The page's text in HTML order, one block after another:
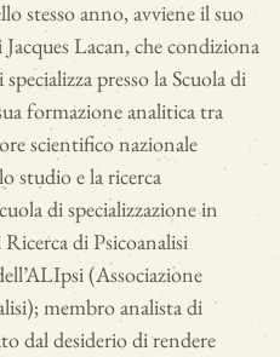
stesso anno, avviene il suo
Lacan, che condiziona
presso la Scuola di
formazione analitica tra
scientifico nazionale
studio e la ricerca
di specializzazione in
di Psicoanalisi
(Associazione
membro analista di
dal desiderio di rendere